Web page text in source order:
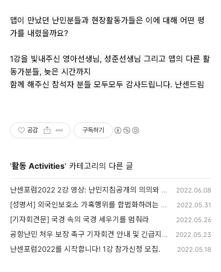
맵이 만났던 난민분들과 현장활동가들은 이에 대해 어떤 평
가를 내렸을까요?
1강을 빛내주신 영아선생님, 성준선생님 그리고 맵의 다른 활
동가분들, 늦은 시간까지
함께 해주신 참석자 분들 모두모두 감사드립니다. 난센드림
공감 구독하기
'활동 Activities' 카테고리의 다른 글
난센포럼2022 2강 영상: 난민지침공개의 의의와 쟁점 2022.06.08
[성명서] 외국인보호소 가혹행위를 합법화하려는 졸속 개정 규탄한다 2022.05.31
[기자회견문] 국경 속의 국경 세우기를 멈춰라 2022.05.26
공항난민 처우 보장 촉구 기자회견 안내 및 긴급지원 요청 2022.05.23
난센포럼2022를 시작합니다! 1강 참가신청 모집. 2022.05.18